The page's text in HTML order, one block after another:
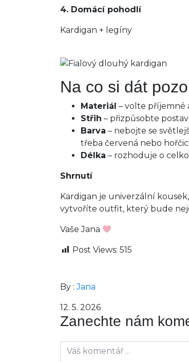
4. Domácí pohodlí
Kardigan + legíny
Na co si dát
Materiál – volte příjemné
Střih – přizpůsobte
Barva – nebojte se
třeba červená nebo
Délka – rozhoduje o
Shrnutí
Kardigan je univerzální
vytvoříte outfit, který bude
Vaše Jana
Post Views: 515
By :Jana
12. 5. 2026
Zanechte nám